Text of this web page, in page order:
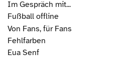
Im Gespräch mit...
Fußball offline
Von Fans, für Fans
Fehlfarben
Eua Senf